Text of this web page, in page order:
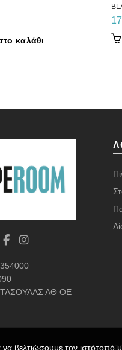
καλάθι
ΑΘ ΟΕ
©
βελτιώσουμε τον